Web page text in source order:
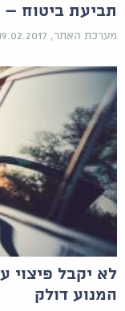
תביעת ביטוח –
מערכת האתר, 19.02.2017
לא יקבל פיצוי
המנוע דולק